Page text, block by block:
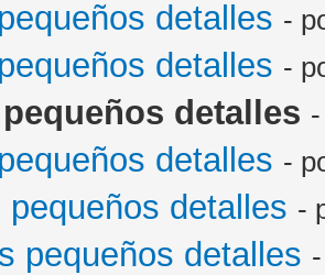
detalles -
detalles -
detalles
detalles -
pequeños detalles -
pequeños detalles